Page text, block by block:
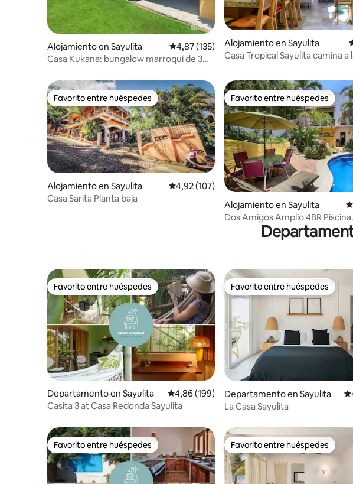
Alojamiento en Sayulita Calificación promedio: 4,87 de 5. 135
4,87 (135)
Casa Kukana: bungalow marroquí de 3
Alojamiento en Sayulita
Casa Tropical Sayulita camina a
Favorito entre huéspedes
Favorito entre huéspedes
Alojamiento en Sayulita Calificación promedio: 4,92 de 5. 107
4,92 (107)
Casa Sarita Planta baja
Favorito entre huéspedes
Favorito entre huéspedes
Alojamiento en Sayulita
Dos Amigos Amplio 4BR Piscina
climatizada Parrilla Cerca de la
Favorito entre huéspedes
Favorito entre huéspedes
Departamento en Sayulita Calificación promedio: 4,86 de 5. 199
4,86 (199)
Casita 3 at Casa Redonda Sayulita
Favorito entre huéspedes
Favorito entre huéspedes
Departamento en Sayulita
La Casa Sayulita
Favorito entre huéspedes
Favorito entre huéspedes Favorito entre huéspedes
Favorito entre huéspedes